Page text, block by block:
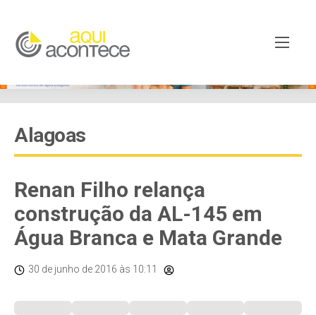
Alagoas
Renan Filho relança
construção da AL-145 em
Água Branca e Mata Grande
30 de junho de 2016 às 10:11